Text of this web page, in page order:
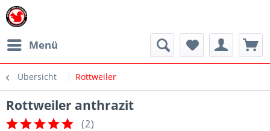
Menü
Übersicht Rottweiler
Rottweiler anthrazit
(2)